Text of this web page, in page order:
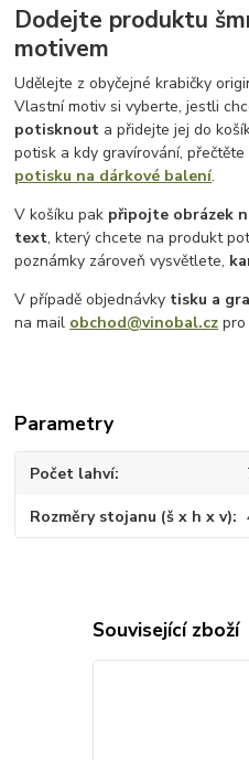
Dodejte produktu
motivem
Udělejte z obyčejné krabičky
Vlastní motiv si vyberte, jestli
potisknout a přidejte jej do
potisk a kdy gravírování,
potisku na dárkové balení.
V košíku pak připojte obrázek
text, který chcete na produkt
poznámky zároveň vysvětlete,
V případě objednávky tisku a
na mail obchod@vinobal.cz pro
Parametry
Počet lahví
Rozměry stojanu (š x h x v)
Související zboží